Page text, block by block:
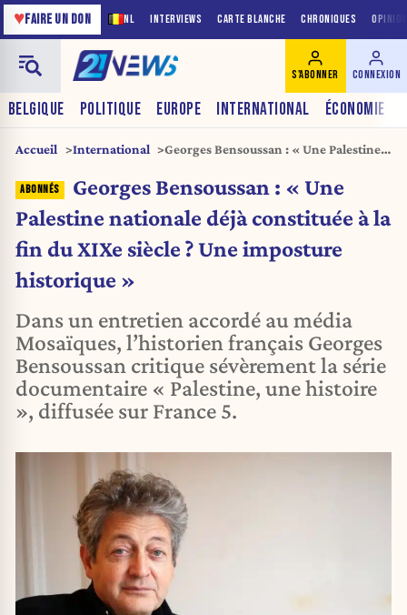
NL INTERVIEWS CARTE BLANCHE CHRONIQUES
♥FAIRE UN DON
BELGIQUE POLITIQUE EUROPE INTERNATIONAL ÉCONOMIE
S'ABONNER CONNEXION
Accueil International
Georges Bensoussan : « Une Palestine
XIXe siècle ? Une imposture historique
Georges Bensoussan : « Une
Palestine nationale déjà constituée à la
fin du XIXe siècle ? Une imposture
historique »
Dans un entretien accordé au média
Mosaïques, l’historien français Georges
Bensoussan critique sévèrement la série
documentaire « Palestine, une histoire
», diffusée sur France 5.